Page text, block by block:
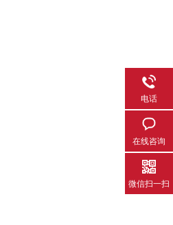
电话
在线咨询
微信扫一扫